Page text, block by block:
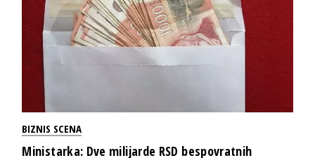
BIZNIS SCENA
Ministarka: Dve milijarde RSD bespovratnih